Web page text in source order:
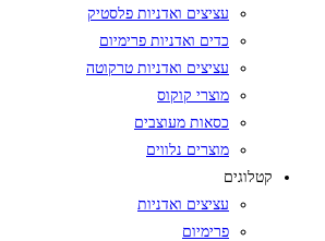
עציצים ואדניות פלסטיק
כדים ואדניות פרימיום
עציצים ואדניות טרקוטה
מוצרי קוקוס
כסאות מעוצבים
מוצרים נלווים
קטלוגים
עציצים ואדניות
פרימיום